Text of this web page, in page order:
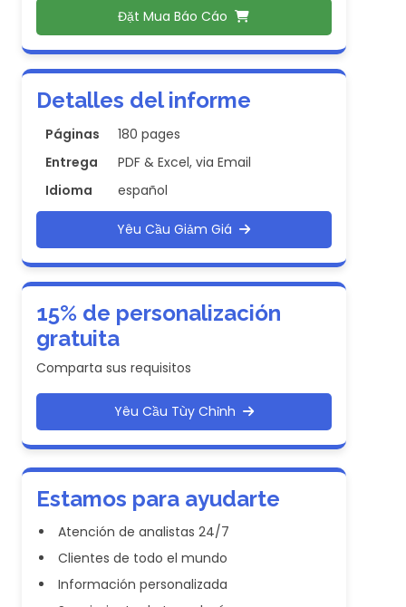
Đặt Mua Báo Cáo
Detalles del informe
Páginas
180 pages
Entrega
PDF & Excel, via Email
Idioma
español
Yêu Cầu Giảm Giá
15% de personalización
gratuita
Comparta sus requisitos
Yêu Cầu Tùy Chỉnh
Estamos para ayudarte
Atención de analistas 24/7
Clientes de todo el mundo
Información personalizada